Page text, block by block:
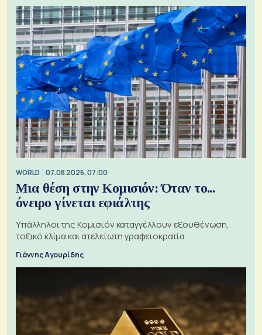
WORLD 07.08.2026, 07:00
Μια θέση στην Κομισιόν: Όταν το...
όνειρο γίνεται εφιάλτης
Υπάλληλοι της Κομισιόν καταγγέλλουν εξουθένωση,
τοξικό κλίμα και ατελείωτη γραφειοκρατία
Γιάννης Αγουρίδης